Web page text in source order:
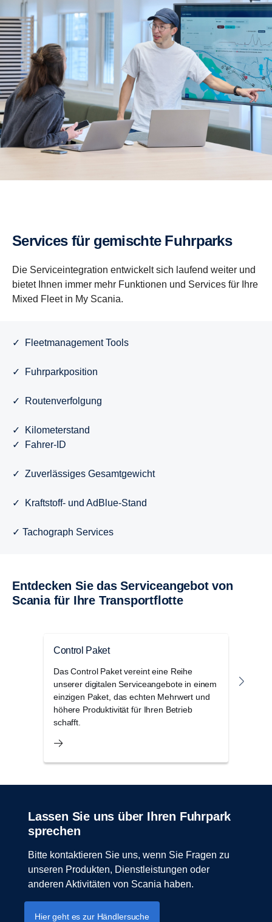
Services für gemischte Fuhrparks
Die Serviceintegration entwickelt sich laufend weiter und
bietet Ihnen immer mehr Funktionen und Services für Ihre
Mixed Fleet in My Scania.
✓ Fleetmanagement Tools
✓ Fuhrparkposition
✓ Routenverfolgung
✓ Kilometerstand
✓ Fahrer-ID
✓ Zuverlässiges Gesamtgewicht
✓ Kraftstoff- und AdBlue-Stand
✓ Tachograph Services
Entdecken Sie das Serviceangebot von
Scania für Ihre Transportflotte
Control Paket
Das Control Paket vereint eine Reihe
unserer digitalen Serviceangebote in einem
einzigen Paket, das echten Mehrwert und
höhere Produktivität für Ihren Betrieb
schafft.
Lassen Sie uns über Ihren Fuhrpark
sprechen
Bitte kontaktieren Sie uns, wenn Sie Fragen zu
unseren Produkten, Dienstleistungen oder
anderen Aktivitäten von Scania haben.
Hier geht es zur Händlersuche